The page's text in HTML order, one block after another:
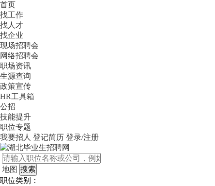
首页
找工作
找人才
找企业
现场招聘会
网络招聘会
职场资讯
生源查询
政策宣传
HR工具箱
公招
技能提升
职位专题
我要招人 登记简历 登录/注册
地图
职位类别：